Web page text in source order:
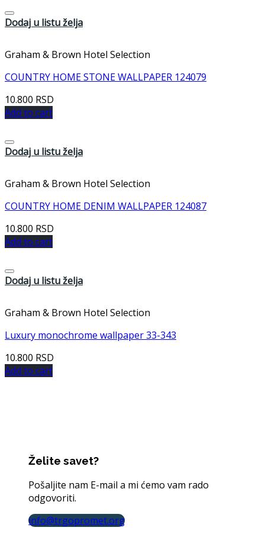
Dodaj u listu želja
Graham & Brown Hotel Selection
COUNTRY HOME STONE WALLPAPER 124079
10.800 RSD
Add to cart
Dodaj u listu želja
Graham & Brown Hotel Selection
COUNTRY HOME DENIM WALLPAPER 124087
10.800 RSD
Add to cart
Dodaj u listu želja
Graham & Brown Hotel Selection
Luxury monochrome wallpaper 33-343
10.800 RSD
Add to cart
Želite savet?
Pošaljite nam E-mail a mi ćemo vam rado
odgovoriti.
info@trgopromet.org